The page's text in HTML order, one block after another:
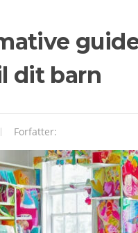
dit barn
Forfatter: